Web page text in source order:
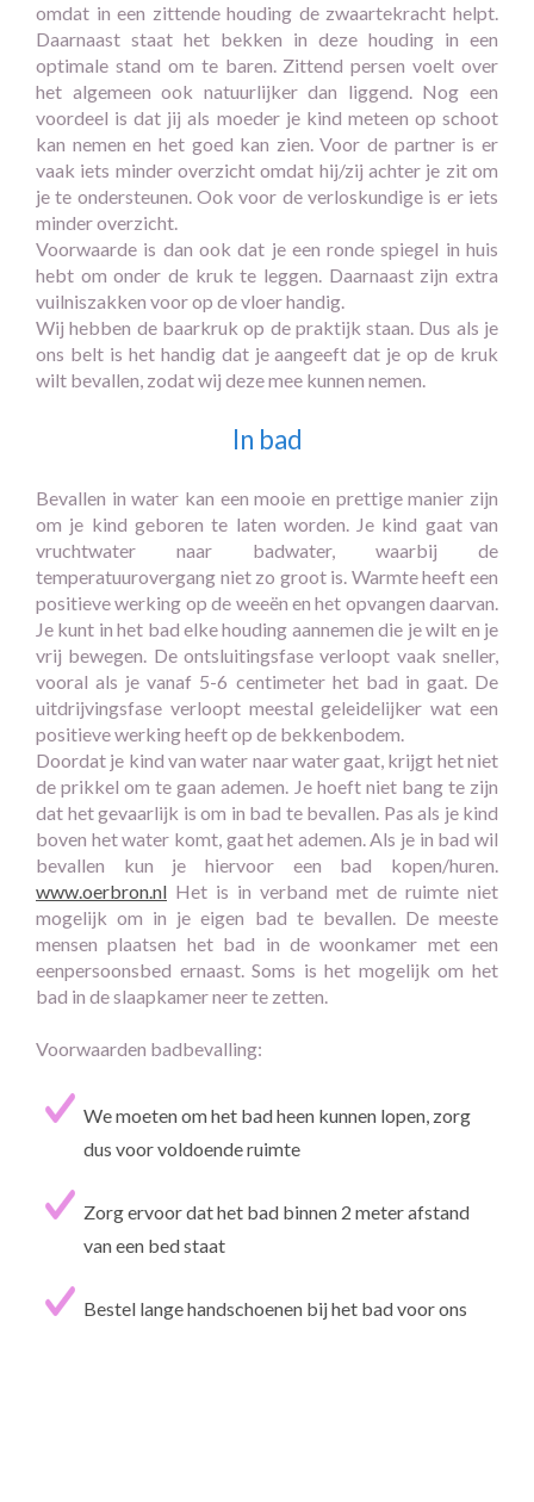
omdat in een zittende houding de zwaartekracht helpt.
Daarnaast staat het bekken in deze houding in een
optimale stand om te baren. Zittend persen voelt over
het algemeen ook natuurlijker dan liggend. Nog een
voordeel is dat jij als moeder je kind meteen op schoot
kan nemen en het goed kan zien. Voor de partner is er
vaak iets minder overzicht omdat hij/zij achter je zit om
je te ondersteunen. Ook voor de verloskundige is er iets
minder overzicht.
Voorwaarde is dan ook dat je een ronde spiegel in huis
hebt om onder de kruk te leggen. Daarnaast zijn extra
vuilniszakken voor op de vloer handig.
Wij hebben de baarkruk op de praktijk staan. Dus als je
ons belt is het handig dat je aangeeft dat je op de kruk
wilt bevallen, zodat wij deze mee kunnen nemen.
In bad
Bevallen in water kan een mooie en prettige manier zijn
om je kind geboren te laten worden. Je kind gaat van
vruchtwater naar badwater, waarbij de
temperatuurovergang niet zo groot is. Warmte heeft een
positieve werking op de weeën en het opvangen daarvan.
Je kunt in het bad elke houding aannemen die je wilt en je
vrij bewegen. De ontsluitingsfase verloopt vaak sneller,
vooral als je vanaf 5-6 centimeter het bad in gaat. De
uitdrijvingsfase verloopt meestal geleidelijker wat een
positieve werking heeft op de bekkenbodem.
Doordat je kind van water naar water gaat, krijgt het niet
de prikkel om te gaan ademen. Je hoeft niet bang te zijn
dat het gevaarlijk is om in bad te bevallen. Pas als je kind
boven het water komt, gaat het ademen. Als je in bad wil
bevallen kun je hiervoor een bad kopen/huren.
www.oerbron.nl Het is in verband met de ruimte niet
mogelijk om in je eigen bad te bevallen. De meeste
mensen plaatsen het bad in de woonkamer met een
eenpersoonsbed ernaast. Soms is het mogelijk om het
bad in de slaapkamer neer te zetten.
Voorwaarden badbevalling:
We moeten om het bad heen kunnen lopen, zorg
dus voor voldoende ruimte
Zorg ervoor dat het bad binnen 2 meter afstand
van een bed staat
Bestel lange handschoenen bij het bad voor ons